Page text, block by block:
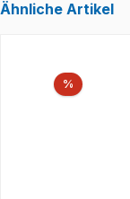
Ähnliche Artikel
%Rabatt